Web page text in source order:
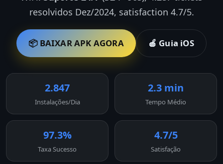
resolvidos Dez/2024, satisfaction 4.7/5.
📦 BAIXAR APK AGORA 🍎 Guia iOS
2.847
Instalações/Dia
2.3 min
Tempo Médio
97.3%
Taxa Sucesso
4.7/5
Satisfação